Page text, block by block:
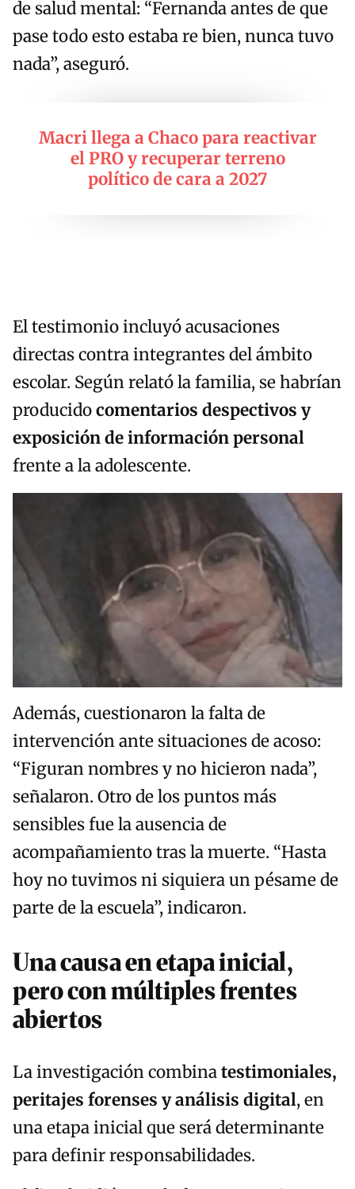
de salud mental: “Fernanda antes de que
pase todo esto estaba re bien, nunca tuvo
nada”, aseguró.
Macri llega a Chaco para reactivar
el PRO y recuperar terreno
político de cara a 2027
El testimonio incluyó acusaciones
directas contra integrantes del ámbito
escolar. Según relató la familia, se habrían
producidocomentarios despectivos y
exposición de información personal
frente a la adolescente.
Además, cuestionaron la falta de
intervención ante situaciones de acoso:
“Figuran nombres y no hicieron nada”,
señalaron. Otro de los puntos más
sensibles fue la ausencia de
acompañamiento tras la muerte. “Hasta
hoy no tuvimos ni siquiera un pésame de
parte de la escuela”, indicaron.
Una causa en etapa inicial,
pero con múltiples frentes
abiertos
La investigación combinatestimoniales,
peritajes forenses y análisis digital, en
una etapa inicial que será determinante
para definir responsabilidades.